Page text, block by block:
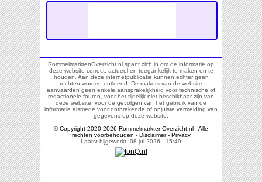
RommelmarktenOverzicht.nl spant zich in om de informatie op
deze website correct, actueel en toegankelijk te maken en te
houden. Aan deze internetpublicatie kunnen echter geen
rechten worden ontleend. De makers van de website
aanvaarden geen enkele aansprakelijkheid voor technische of
redactionele fouten, voor het tijdelijk niet beschikbaar zijn van
deze website, voor de gevolgen van het gebruik van de
informatie alsmede voor ontbrekende of onjuiste vermelding van
gegevens op deze website.
© Copyright 2020-2026 RommelmarktenOverzicht.nl - Alle
rechten voorbehouden - Disclaimer- Privacy
Laatst bijgewerkt: 08 jul 2026 - 15:49